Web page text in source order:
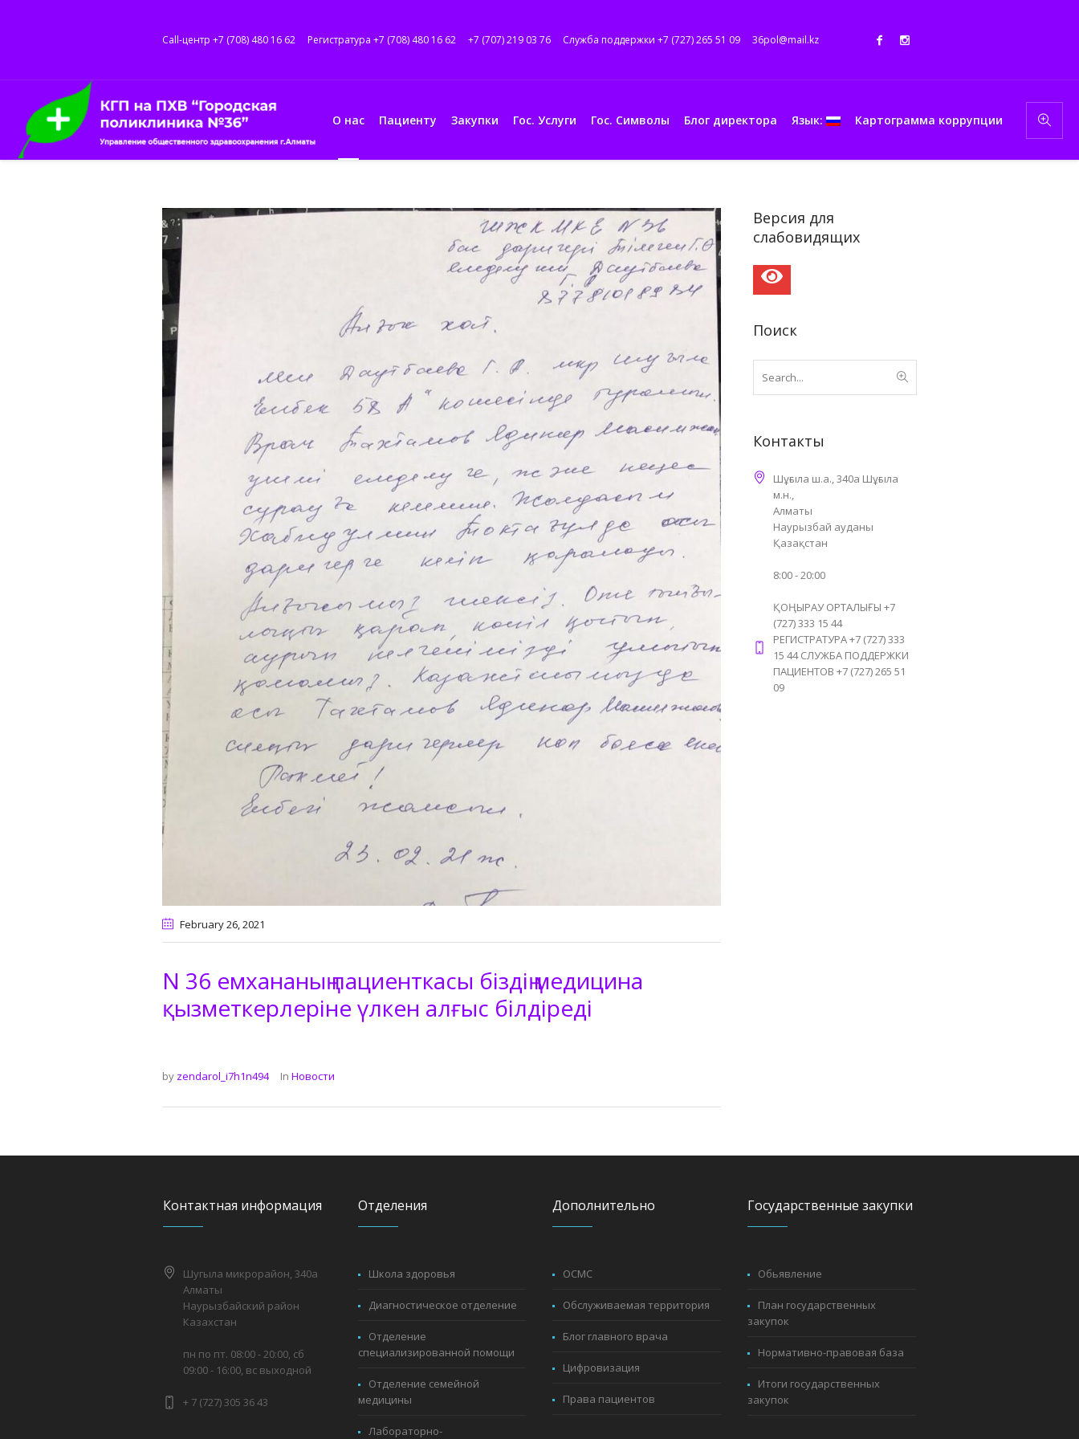
Call-центр +7 (708) 480 16 62 Регистратура +7 (708) 480 16 62 +7 (707) 219 03 76 Служба поддержки +7 (727) 265 51 09 36pol@mail.kz
О нас Пациенту Закупки Гос. Услуги Гос. Символы Блог директора Язык: Картограмма коррупции
February 26, 2021
N 36 емхананың пациенткасы біздің медицина
қызметкерлеріне үлкен алғыс білдіреді
by zendarol_i7h1n494 In Новости
Версия для
слабовидящих
Поиск
Контакты
Шұғыла ш.а., 340а Шұғыла
м.н.,
Алматы
Наурызбай ауданы
Қазақстан
8:00 - 20:00
ҚОҢЫРАУ ОРТАЛЫҒЫ +7
(727) 333 15 44
РЕГИСТРАТУРА +7 (727) 333
15 44 СЛУЖБА ПОДДЕРЖКИ
ПАЦИЕНТОВ +7 (727) 265 51
09
Контактная информация
Шугыла микрорайон, 340а
Алматы
Наурызбайский район
Казахстан
пн по пт. 08:00 - 20:00, сб
09:00 - 16:00, вс выходной
+ 7 (727) 305 36 43
Отделения
Школа здоровья
Диагностическое отделение
Отделение
специализированной помощи
Отделение семейной
медицины
Лабораторно-
Дополнительно
ОСМС
Обслуживаемая территория
Блог главного врача
Цифровизация
Права пациентов
Государственные закупки
Обьявление
План государственных
закупок
Нормативно-правовая база
Итоги государственных
закупок